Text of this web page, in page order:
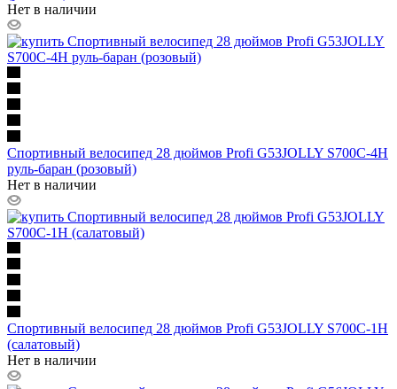
Нет в наличии
Спортивный велосипед 28 дюймов Profi G53JOLLY S700C-4H
руль-баран (розовый)
Нет в наличии
Спортивный велосипед 28 дюймов Profi G53JOLLY S700C-1H
(салатовый)
Нет в наличии